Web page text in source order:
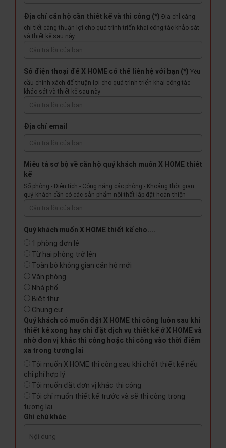
Địa chỉ căn hộ cần thiết kế và thi công (*) Địa chỉ càng
chi tiết càng thuận lợi cho quá trình triển khai công tác khảo sát
và thiết kế sau này
Số điện thoại để X HOME có thể liên hệ với bạn (*) Yêu
cầu chính xách để thuận lợi cho quá trình triển khai công tác
khảo sát và thiết kế sau này
Địa chỉ email
Miêu tả sơ bộ về căn hộ quý khách muốn X HOME thiết
kế
Số phòng - Diện tích - Công năng các phòng - Khoảng thời gian
quý khách cần có các sản phẩm nội thất lắp đặt hoàn thiện
Quý khách muốn X HOME thiết kế cho....
1 phòng đơn lẻ
Từ hai phòng trở lên
Toàn bộ không gian căn hộ mới
Văn phòng
Nhà phố
Biệt thự
Chung cư
Quý khách có muốn đặt X HOME thi công luôn sau khi
thiết kế xong hay chỉ đặt dịch vụ thiết kế ở X HOME và
nhờ đơn vị khác thi công hoặc thi công vào thời điểm
xa trong tương lai
Tôi muốn X HOME thi công sau khi chốt thiết kế nếu
chi phí hợp lý
Tôi muốn đặt đơn vị khác thi công
Tôi chỉ muốn thiết kế trước và sẽ thi công trong
tương lai
Ghi chú khác